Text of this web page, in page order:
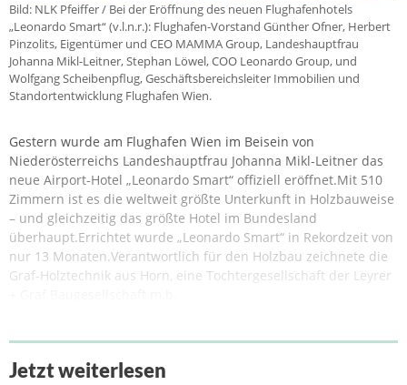
Bild: NLK Pfeiffer / Bei der Eröffnung des neuen Flughafenhotels
„Leonardo Smart“ (v.l.n.r.): Flughafen-Vorstand Günther Ofner, Herbert
Pinzolits, Eigentümer und CEO MAMMA Group, Landeshauptfrau
Johanna Mikl-Leitner, Stephan Löwel, COO Leonardo Group, und
Wolfgang Scheibenpflug, Geschäftsbereichsleiter Immobilien und
Standortentwicklung Flughafen Wien.
Gestern wurde am Flughafen Wien im Beisein von
Niederösterreichs Landeshauptfrau Johanna Mikl-Leitner das
neue Airport-Hotel „Leonardo Smart“ offiziell eröffnet.Mit 510
Zimmern ist es die weltweit größte Unterkunft in Holzbauweise
– und gleichzeitig das größte Hotel im Bundesland
überhaupt.Errichtet wurde „Leonardo Smart“ in Rekordzeit von
nur 13 Monaten.Verantwortlich für den Holzbau zeichnete die
Graf-Holztechnik aus Horn, eine Tochtergesellschaft der Leyrer
Jetzt weiterlesen